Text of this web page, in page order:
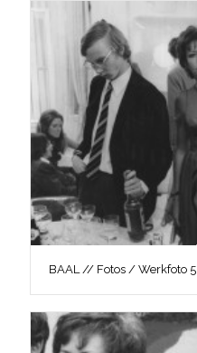
BAAL // Fotos / Werkfoto 5